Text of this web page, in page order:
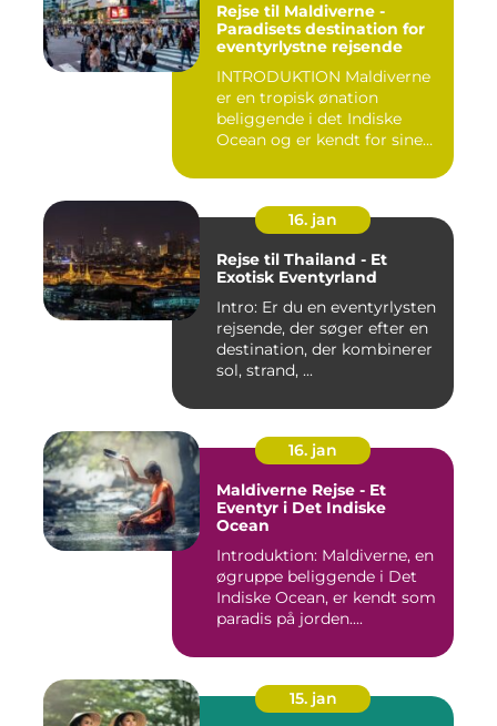
Rejse til Maldiverne -
Paradisets destination for
eventyrlystne rejsende
INTRODUKTION Maldiverne
er en tropisk ønation
beliggende i det Indiske
Ocean og er kendt for sine
16. jan
Rejse til Thailand - Et
Exotisk Eventyrland
Intro: Er du en eventyrlysten
rejsende, der søger efter en
destination, der kombinerer
sol, strand, ...
16. jan
Maldiverne Rejse - Et
Eventyr i Det Indiske
Ocean
Introduktion: Maldiverne, en
øgruppe beliggende i Det
Indiske Ocean, er kendt som
paradis på jorden....
15. jan